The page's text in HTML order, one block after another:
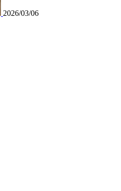
2026/03/06